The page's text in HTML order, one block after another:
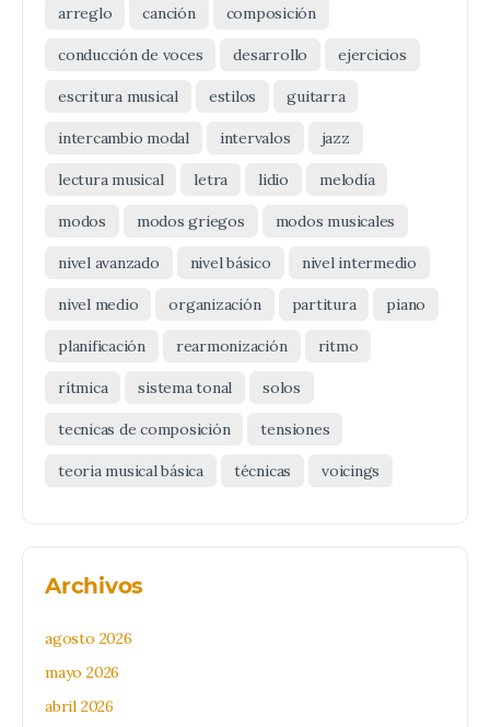
arreglo canción composición
conducción de voces desarrollo ejercicios
escritura musical estilos guitarra
intercambio modal intervalos jazz
lectura musical letra lidio melodía
modos modos griegos modos musicales
nivel avanzado nivel básico nivel intermedio
nivel medio organización partitura piano
planificación rearmonización ritmo
rítmica sistema tonal solos
tecnicas de composición tensiones
teoria musical básica técnicas voicings
Archivos
agosto 2026
mayo 2026
abril 2026